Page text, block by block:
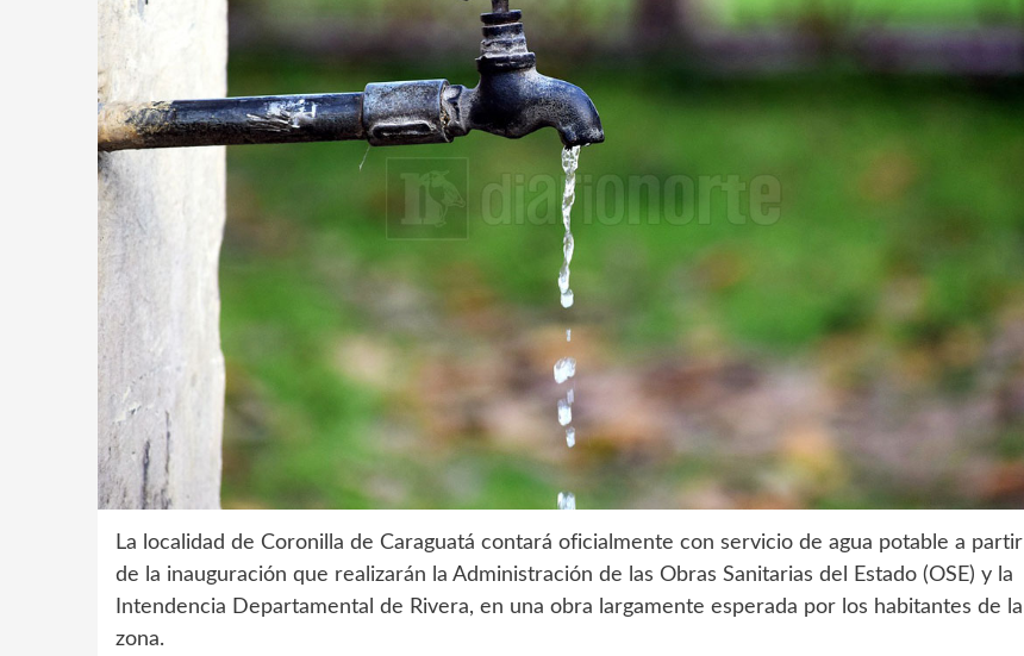
La localidad de Coronilla de Caraguatá contará oficialmente con servicio de agua potable a partir
de la inauguración que realizarán la Administración de las Obras Sanitarias del Estado (OSE) y la
Intendencia Departamental de Rivera, en una obra largamente esperada por los habitantes de la
zona.